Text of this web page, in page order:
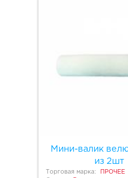
Мини-валик
из 2шт
Торговая марка:
ПРОЧЕЕ